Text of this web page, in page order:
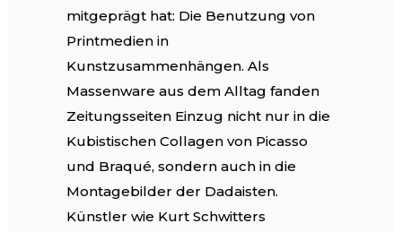
mitgeprägt hat: Die Benutzung von
Printmedien in
Kunstzusammenhängen. Als
Massenware aus dem Alltag fanden
Zeitungsseiten Einzug nicht nur in die
Kubistischen Collagen von Picasso
und Braqué, sondern auch in die
Montagebilder der Dadaisten.
Künstler wie Kurt Schwitters